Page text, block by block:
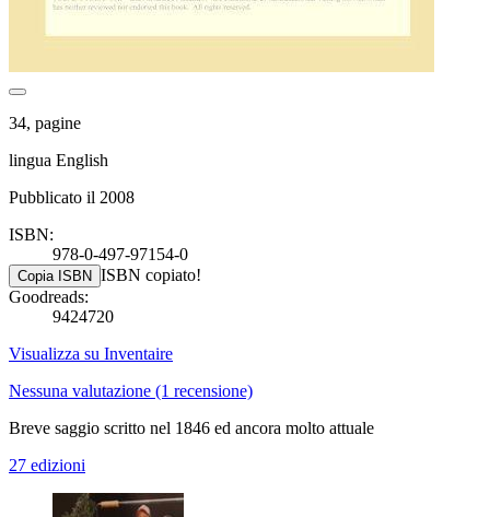
34, pagine
lingua English
Pubblicato il 2008
ISBN:
978-0-497-97154-0
Copia ISBN ISBN copiato!
Goodreads:
9424720
Visualizza su Inventaire
Nessuna valutazione (1 recensione)
Breve saggio scritto nel 1846 ed ancora molto attuale
27 edizioni